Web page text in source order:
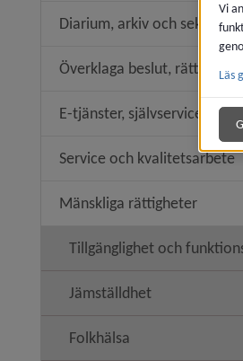
Diarium, arkiv och sekretess
Överklaga beslut,
E-tjänster, självservice
Service och kvalitetsarbete
Mänskliga rättigheter
Tillgänglighet och
Jämställdhet
Folkhälsa
Vi
Läs